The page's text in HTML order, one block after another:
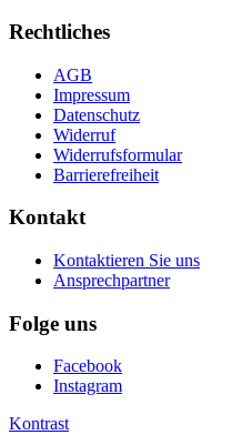
Rechtliches
AGB
Impressum
Datenschutz
Widerruf
Widerrufsformular
Barrierefreiheit
Kontakt
Kontaktieren Sie uns
Ansprechpartner
Folge uns
Facebook
Instagram
Kontrast